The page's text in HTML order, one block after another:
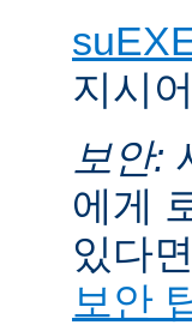
지시
보안:
에게
있다
보안